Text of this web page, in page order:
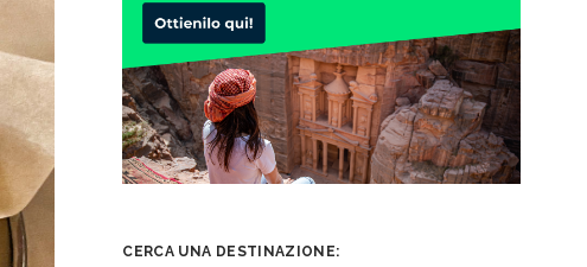
CERCA UNA DESTINAZIONE: